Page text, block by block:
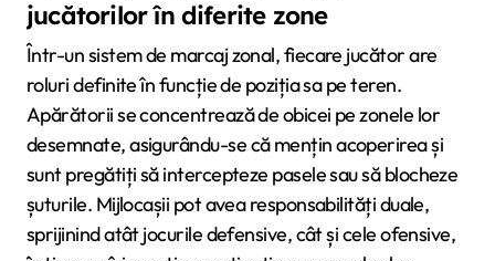
jucătorilor în diferite zone
Într-un sistem de marcaj zonal, fiecare jucător are
roluri definite în funcție de poziția sa pe teren.
Apărătorii se concentrează de obicei pe zonele lor
desemnate, asigurându-se că mențin acoperirea și
sunt pregătiți să intercepteze pasele sau să blocheze
șuturile. Mijlocașii pot avea responsabilități duale,
sprijinind atât jocurile defensive, cât și cele ofensive,